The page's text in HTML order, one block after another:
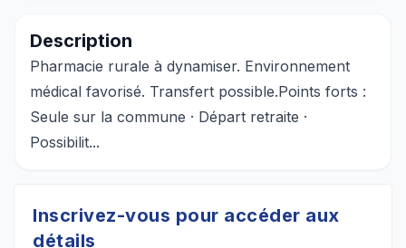
Description
Pharmacie rurale à dynamiser. Environnement
médical favorisé. Transfert possible.Points forts :
Seule sur la commune · Départ retraite ·
Possibilit...
Inscrivez-vous pour accéder aux
détails